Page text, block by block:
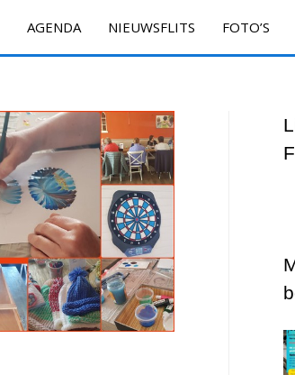
AGENDA NIEUWSFLITS FOTO’S